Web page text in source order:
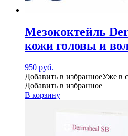
Мезококтейль
кожи головы и
950 руб.
Добавить в избранноеУже в
Добавить в избранное
В корзину